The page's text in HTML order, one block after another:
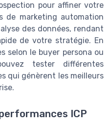
pour affiner votre
de marketing automation
des données, rendant
de votre stratégie. En
selon le buyer persona ou
tester différentes
qui génèrent les meilleurs
ICP